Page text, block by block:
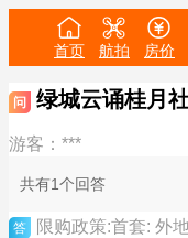
首页 航拍 房价
问 绿城云诵桂月
游客：***
共有1个回答
答
限购政策:首套: 外